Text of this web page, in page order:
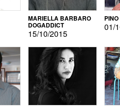
MARIELLA BARBARO
DOGADDICT
15/10/2015
01/